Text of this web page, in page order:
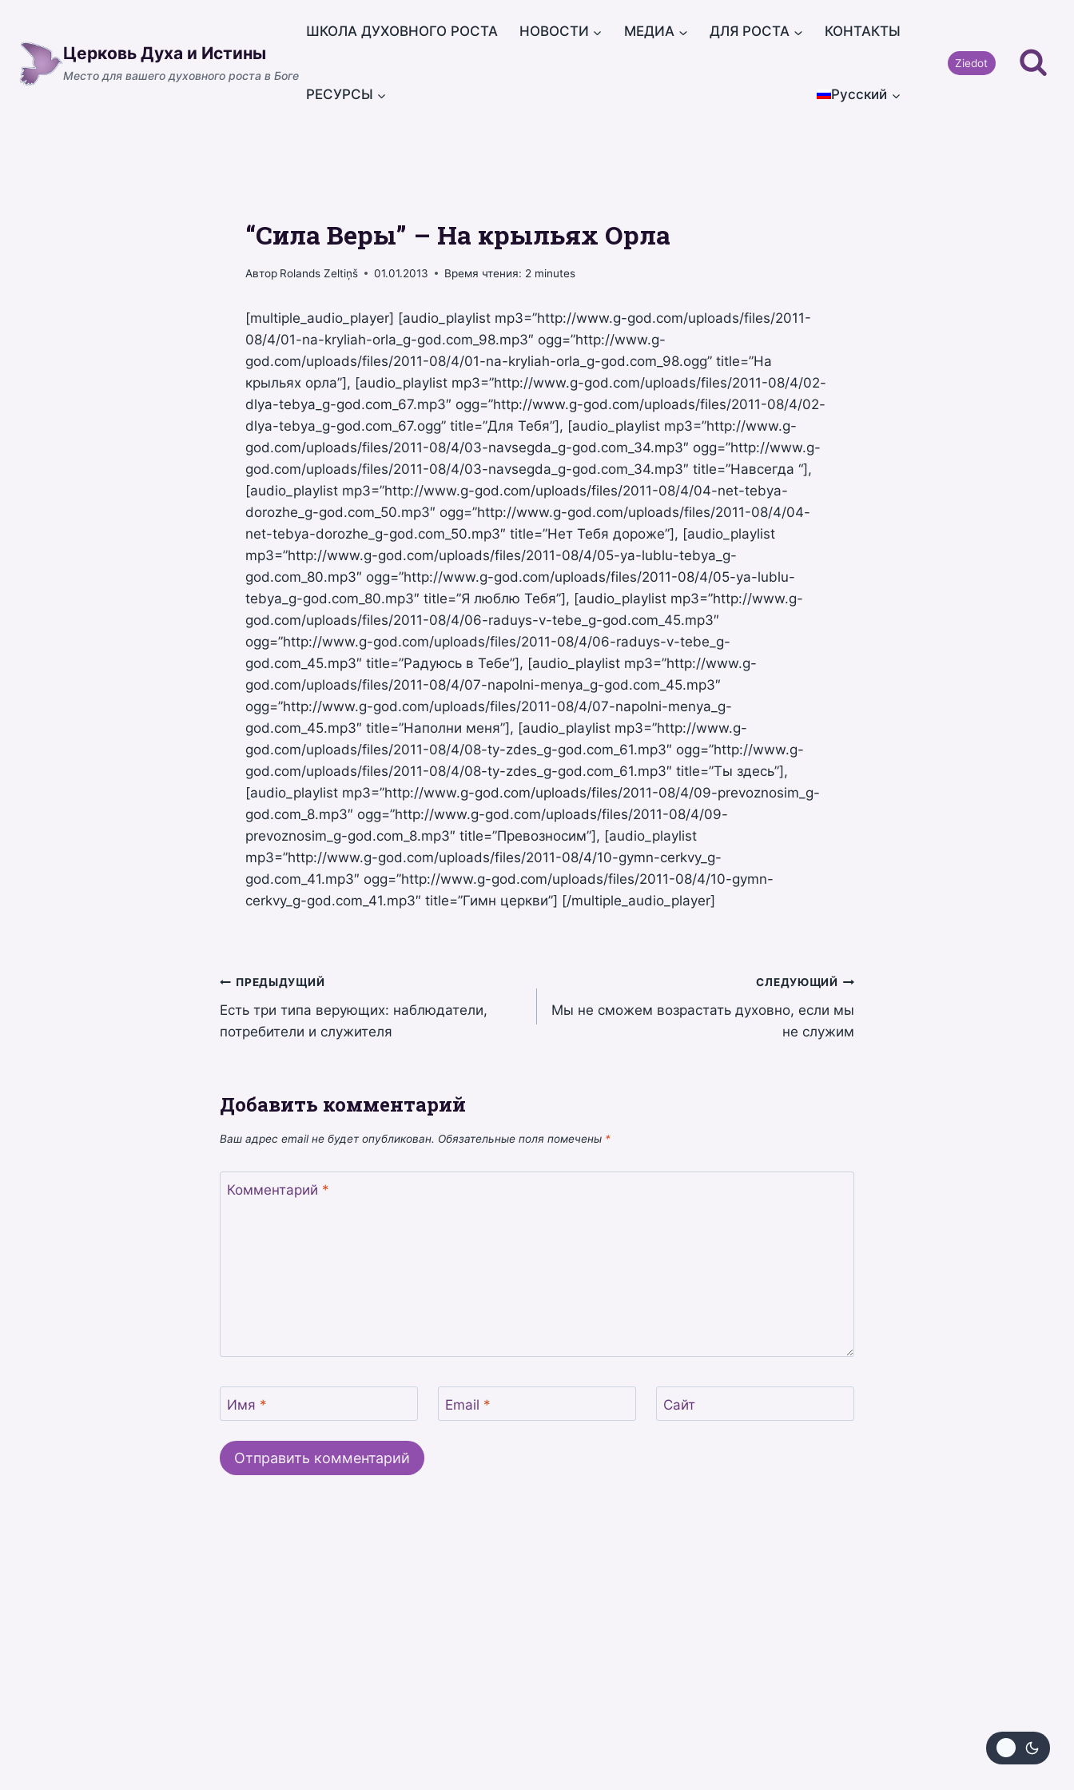
содержимомуЦерковь Духа и Истины
Место для вашего духовного роста в Боге
ШКОЛА ДУХОВНОГО РОСТА НОВОСТИ МЕДИА ДЛЯ РОСТА КОНТАКТЫ
РЕСУРСЫ Русский
Ziedot
“Сила Веры” – На крыльях Орла
Автор Rolands Zeltiņš 01.01.2013 Время чтения: 2 minutes
[multiple_audio_player] [audio_playlist mp3=”http://www.g-god.com/uploads/files/2011-
08/4/01-na-kryliah-orla_g-god.com_98.mp3″ ogg=”http://www.g-
god.com/uploads/files/2011-08/4/01-na-kryliah-orla_g-god.com_98.ogg” title=”На
крыльях орла”], [audio_playlist mp3=”http://www.g-god.com/uploads/files/2011-08/4/02-
dlya-tebya_g-god.com_67.mp3″ ogg=”http://www.g-god.com/uploads/files/2011-08/4/02-
dlya-tebya_g-god.com_67.ogg” title=”Для Тебя”], [audio_playlist mp3=”http://www.g-
god.com/uploads/files/2011-08/4/03-navsegda_g-god.com_34.mp3″ ogg=”http://www.g-
god.com/uploads/files/2011-08/4/03-navsegda_g-god.com_34.mp3″ title=”Навсегда “],
[audio_playlist mp3=”http://www.g-god.com/uploads/files/2011-08/4/04-net-tebya-
dorozhe_g-god.com_50.mp3″ ogg=”http://www.g-god.com/uploads/files/2011-08/4/04-
net-tebya-dorozhe_g-god.com_50.mp3″ title=”Нет Тебя дороже”], [audio_playlist
mp3=”http://www.g-god.com/uploads/files/2011-08/4/05-ya-lublu-tebya_g-
god.com_80.mp3″ ogg=”http://www.g-god.com/uploads/files/2011-08/4/05-ya-lublu-
tebya_g-god.com_80.mp3″ title=”Я люблю Тебя”], [audio_playlist mp3=”http://www.g-
god.com/uploads/files/2011-08/4/06-raduys-v-tebe_g-god.com_45.mp3″
ogg=”http://www.g-god.com/uploads/files/2011-08/4/06-raduys-v-tebe_g-
god.com_45.mp3″ title=”Радуюсь в Тебе”], [audio_playlist mp3=”http://www.g-
god.com/uploads/files/2011-08/4/07-napolni-menya_g-god.com_45.mp3″
ogg=”http://www.g-god.com/uploads/files/2011-08/4/07-napolni-menya_g-
god.com_45.mp3″ title=”Наполни меня”], [audio_playlist mp3=”http://www.g-
god.com/uploads/files/2011-08/4/08-ty-zdes_g-god.com_61.mp3″ ogg=”http://www.g-
god.com/uploads/files/2011-08/4/08-ty-zdes_g-god.com_61.mp3″ title=”Ты здесь”],
[audio_playlist mp3=”http://www.g-god.com/uploads/files/2011-08/4/09-prevoznosim_g-
god.com_8.mp3″ ogg=”http://www.g-god.com/uploads/files/2011-08/4/09-
prevoznosim_g-god.com_8.mp3″ title=”Превозносим”], [audio_playlist
mp3=”http://www.g-god.com/uploads/files/2011-08/4/10-gymn-cerkvy_g-
god.com_41.mp3″ ogg=”http://www.g-god.com/uploads/files/2011-08/4/10-gymn-
cerkvy_g-god.com_41.mp3″ title=”Гимн церкви”] [/multiple_audio_player]
Навигация
по
ПРЕДЫДУЩИЙ
Есть три типа верующих: наблюдатели,
потребители и служителя
СЛЕДУЮЩИЙ
Mы не сможем возрастать духовно, если мы
не служим
Добавить комментарий
Ваш адрес email не будет опубликован. Обязательные поля помечены *
Комментарий *
Имя * Email * Сайт